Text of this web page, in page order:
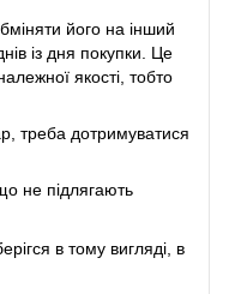
його на інший
із дня покупки. Це
якості, тобто
треба дотримуватися
не підлягають
в тому вигляді, в